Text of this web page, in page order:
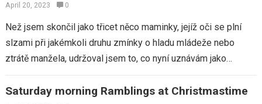
April 20, 2023 0
Než jsem skončil jako třicet něco maminky, jejíž oči se plní
slzami při jakémkoli druhu zmínky o hladu mládeže nebo
ztrátě manžela, udržoval jsem to, co nyní uznávám jako
Saturday morning Ramblings at Christmastime